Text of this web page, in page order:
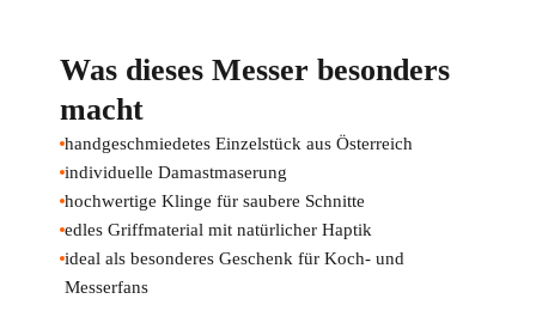
Was dieses Messer besonders
macht
handgeschmiedetes Einzelstück aus Österreich
individuelle Damastmaserung
hochwertige Klinge für saubere Schnitte
edles Griffmaterial mit natürlicher Haptik
ideal als besonderes Geschenk für Koch- und
Messerfans